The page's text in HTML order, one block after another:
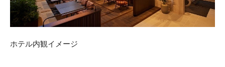
ホテル内観イメージ